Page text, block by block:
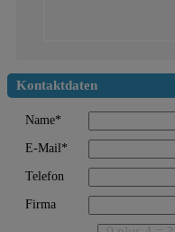
Kontaktdaten
Name*
E-Mail*
Telefon
Firma